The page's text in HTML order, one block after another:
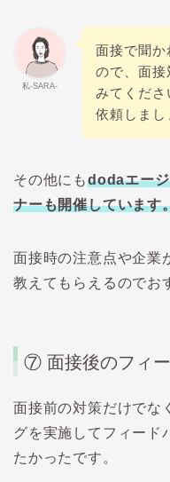
私-SARA-
面接で聞か
ので、面
みてくださ
依頼しまし
その他にもdodaエー
ナーも開催しています
面接時の注意点や企業
教えてもらえるのでお
⑦ 面接後のフィ
面接前の対策だけでな
グを実施してフィード
たかったです。